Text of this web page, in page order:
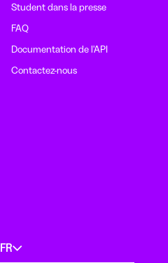
Student dans la presse
FAQ
Documentation de l'API
Contactez-nous
FR